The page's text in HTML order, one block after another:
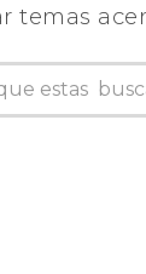
temas